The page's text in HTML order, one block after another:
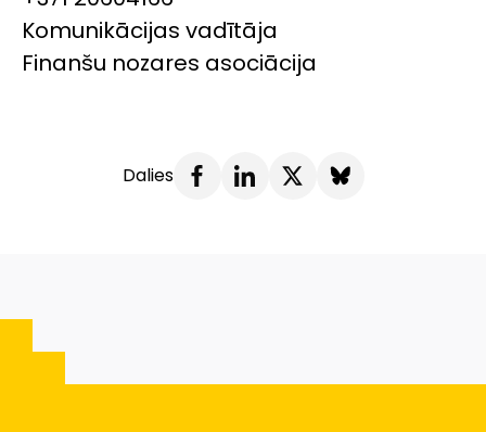
Komunikācijas vadītāja
Finanšu nozares asociācija
Dalies